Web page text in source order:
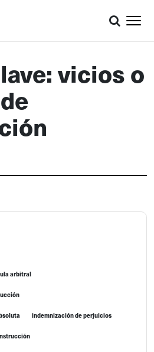
vicios o
arbitral
indemnización de perjuicios